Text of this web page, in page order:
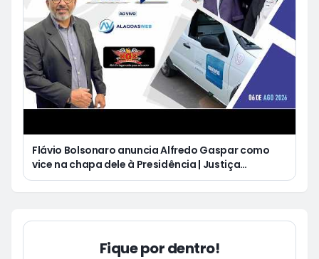
Flávio Bolsonaro anuncia Alfredo Gaspar como
vice na chapa dele à Presidência | Justiça
condena Equatorial a pagar R$ 3 mil a cliente que
Fique por dentro!